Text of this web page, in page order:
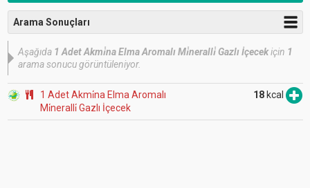
Arama Sonuçları
Aşağıda 1 Adet Akmi̇na Elma Aromalı Mi̇neralli̇ Gazlı İçecekiçin 1
arama sonucu görüntüleniyor.
1 Adet Akmi̇na Elma Aromalı
Mi̇neralli̇ Gazlı İçecek
18 kcal